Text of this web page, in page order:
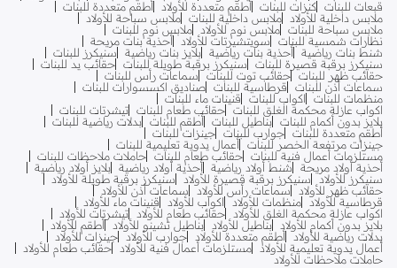
قبعات للبنات كنزات للبنات أطقم متعددة للأولاد
أطقم متعددة للبنات
ملابس داخلية للأولاد
ملابس داخلية للبنات ملابس سباحة للأولاد
ملابس سباحة للبنات ملابس نوم للأولاد
ملابس نوم للبنات
نظارات شمسية للبنات
سويتشيرتات للأولاد
أحذية بنات مريحة
شنط بنات رياضية أحذية بنات رياضية بلايز بنات رياضية
سنيكرز للبنات
سنيكرز برقبة قصيرة للبنات
سنيكرز برقبة طويلة للبنات حقائب يد للبنات
حقائب ظهر للبنات حقائب توت للبنات
سماعات رأس للبنات
سماعات أذن للبنات
قرطاسية للبنات صناديق اكسسوارات للبنات
منظمات للبنات
اكواب للبنات
قنينات ماء للبنات
اكواب عازلة محكمة الغلق للبنات حقائب طعام للبنات تيشرتات للبنات
بلايز بدون أكمام للبنات بناطيل للبنات أطقم للبنات بدلات رياضية للبنات
أطقم متعددة للبنات جوارب للبنات جينزات للبنات
جينزات مرتفعة الخصر للبنات أعمال يدوية تعليمية للبنات
مستلزمات أعمال فنية للبنات حقائب طعام للبنات حاملات ملاحظات للبنات
أحذية أولاد مريحة
شنط أولاد رياضية أحذية أولاد رياضية بلايز أولاد رياضية
سنيكرز للأولاد
سنيكرز برقبة قصيرة للأولاد
سنيكرز برقبة طويلة للأولاد
حقائب ظهر للأولاد
سماعات رأس للأولاد
سماعات أذن للأولاد
قرطاسية للأولاد منظمات للأولاد اكواب للأولاد
قنينات ماء للأولاد
اكواب عازلة محكمة الغلق للأولاد
حقائب طعام للأولاد
تيشرتات للأولاد
بلايز بدون أكمام للأولاد
بناطيل للأولاد بناطيل تشينو للأولاد
أطقم للأولاد
بدلات رياضية للأولاد أطقم متعددة للأولاد جوارب للأولاد جينزات للأولاد
أعمال يدوية تعليمية للأولاد
مستلزمات أعمال فنية للأولاد
حقائب طعام للأولاد
حاملات ملاحظات للأولاد